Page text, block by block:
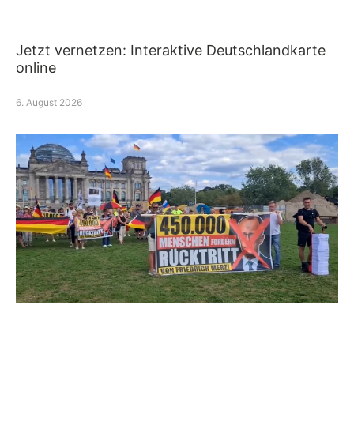
Jetzt vernetzen: Interaktive Deutschlandkarte
online
6. August 2026